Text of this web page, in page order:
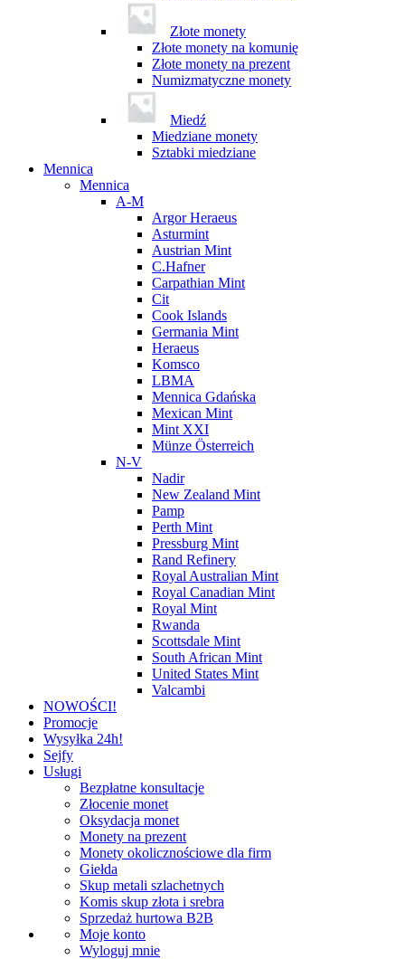
Złote monety
Złote monety na komunię
Złote monety na prezent
Numizmatyczne monety
Miedź
Miedziane monety
Sztabki miedziane
Mennica
Mennica
A-M
Argor Heraeus
Asturmint
Austrian Mint
C.Hafner
Carpathian Mint
Cit
Cook Islands
Germania Mint
Heraeus
Komsco
LBMA
Mennica Gdańska
Mexican Mint
Mint XXI
Münze Österreich
N-V
Nadir
New Zealand Mint
Pamp
Perth Mint
Pressburg Mint
Rand Refinery
Royal Australian Mint
Royal Canadian Mint
Royal Mint
Rwanda
Scottsdale Mint
South African Mint
United States Mint
Valcambi
NOWOŚCI!
Promocje
Wysyłka 24h!
Sejfy
Usługi
Bezpłatne konsultacje
Złocenie monet
Oksydacja monet
Monety na prezent
Monety okolicznościowe dla firm
Giełda
Skup metali szlachetnych
Komis skup złota i srebra
Sprzedaż hurtowa B2B
Moje konto
Wyloguj mnie